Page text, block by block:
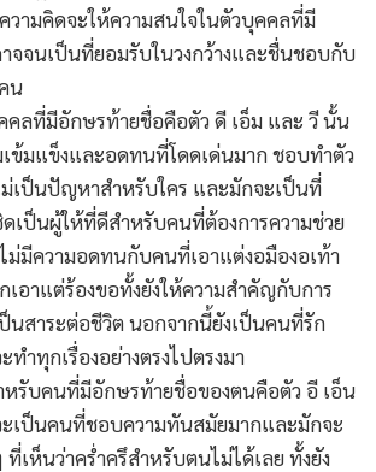
ความคิดจะให้ความสนใจในตัวบุคคลที่มี
าจจนเป็นที่ยอมรับในวงกว้างและชื่นชอบกับ
น
คลที่มีอักษรท้ายชื่อคือตัว ดี เอ็ม และ วี นั้น
ข้มแข็งและอดทนที่โดดเด่นมาก ชอบทำตัว
เป็นปัญหาสำหรับใคร และมักจะเป็นที่
เป็นผู้ให้ที่ดีสำหรับคนที่ต้องการความช่วย
ม่มีความอดทนกับคนที่เอาแต่งอมืองอเท้า
เอาแต่ร้องขอทั้งยังให้ความสำคัญกับการ
นสาระต่อชีวิต นอกจากนี้ยังเป็นคนที่รัก
ำทุกเรื่องอย่างตรงไปตรงมา
หรับคนที่มีอักษรท้ายชื่อของตนคือตัว อี เอ็น
เป็นคนที่ชอบความทันสมัยมากและมักจะ
เห็นว่าคร่ำครึสำหรับตนไม่ได้เลย ทั้งยัง